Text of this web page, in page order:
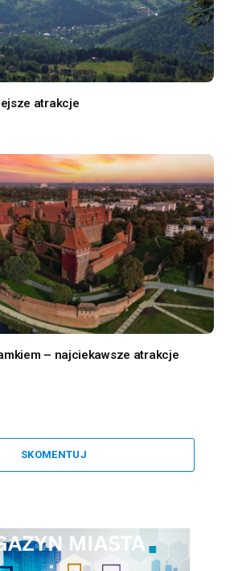
atrakcje
– najciekawsze atrakcje
SKOMENTUJ